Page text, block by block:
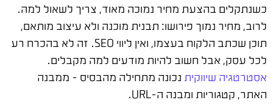
כשנתקלים בהצעת מחיר נמוכה מאוד, צריך לשאול למה.
לרוב, מחיר נמוך פירושו: תבנית מוכנה ולא עיצוב מותאם,
תוכן שכתב הלקוח בעצמו, ואין ליווי SEO. זה לא בהכרח רע
לכל עסק, אבל חשוב להיות מודעים למה מקבלים.
אסטרטגיה שיווקית נכונה מתחילה מהבסיס – ממבנה
האתר, קטגוריות ומבנה ה-URL.